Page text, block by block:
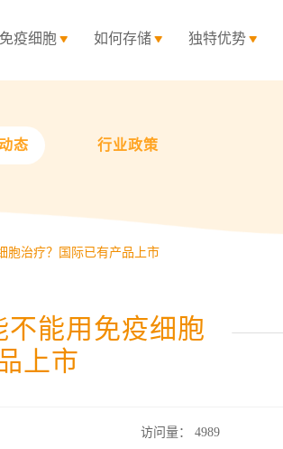
疫细胞 如何存储 独特优势
态 行业政策
胞治疗？国际已有产品上市
能用免疫细胞
上市
访问量： 4989